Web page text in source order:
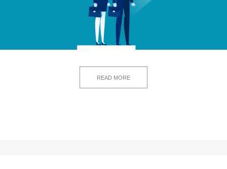
READ MORE